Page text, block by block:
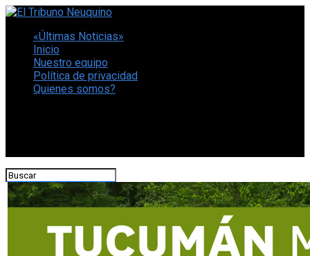
«Últimas Noticias»
Inicio
Nuestro equipo
Política de privacidad
Quienes somos?